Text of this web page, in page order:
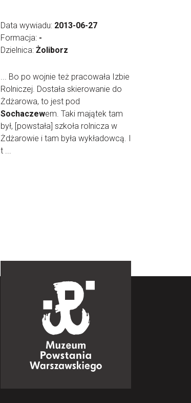
Data wywiadu: 2013-06-27
Formacja: -
Dzielnica: Żoliborz
... Bo po wojnie też pracowała Izbie
Rolniczej. Dostała skierowanie do
Żdżarowa, to jest pod
Sochaczewem. Taki majątek tam
był, [powstała] szkoła rolnicza w
Żdżarowie i tam była wykładowcą. I
t ...